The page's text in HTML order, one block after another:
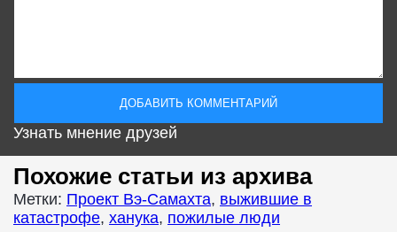
Узнать мнение друзей
Похожие статьи из архива
Метки: Проект Вэ-Самахта, выжившие в
катастрофе, ханука, пожилые люди